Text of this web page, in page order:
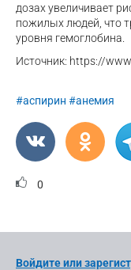
дозах увеличивает
пожилых людей, что
уровня гемоглобина.
Источник: https://
#аспирин #анемия
0
Войдите или